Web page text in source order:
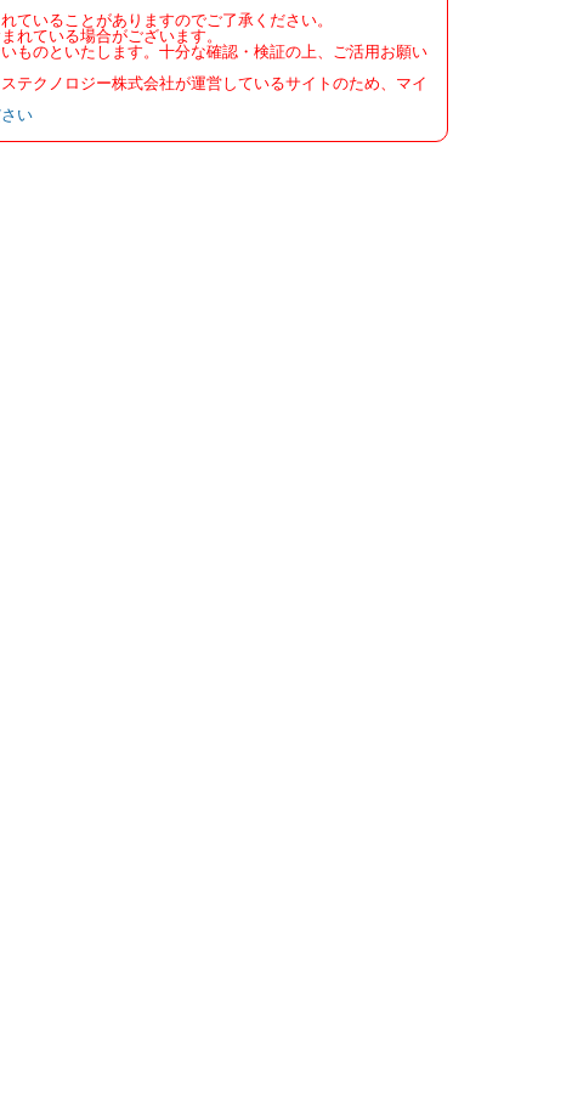
いることがありますのでご了承ください。
れている場合がございます。
ものといたします。十分な確認・検証の上、ご活用お願い
テクノロジー株式会社が運営しているサイトのため、マイ
い